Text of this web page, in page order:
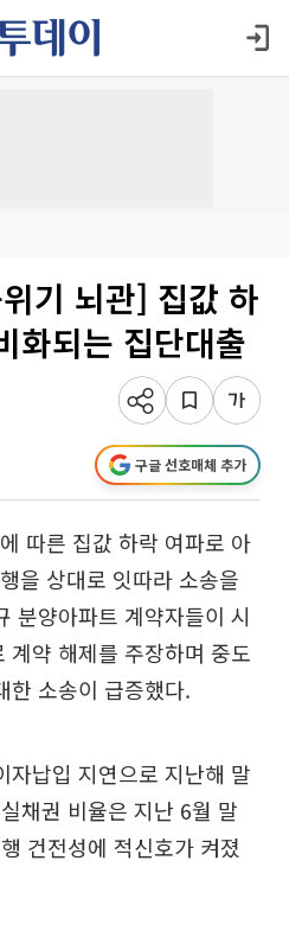
기 뇌관] 집값 하
화되는 집단대출
구글 선호매체 추가
따른 집값 하락 여파로 아
을 상대로 잇따라 소송을
분양아파트 계약자들이 시
계약 해제를 주장하며 중도
한 소송이 급증했다.
자납입 지연으로 지난해 말
채권 비율은 지난 6월 말
건전성에 적신호가 켜졌